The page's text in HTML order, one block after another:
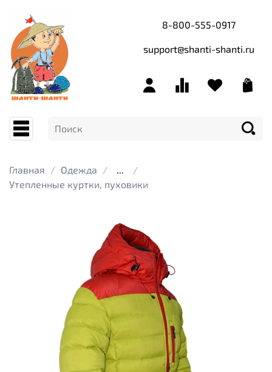
8-800-555-0917
support@shanti-shanti.ru
Главная Одежда
Утепленные куртки, пуховики